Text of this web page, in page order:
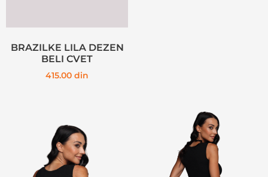
BRAZILKE LILA DEZEN
BELI CVET
415.00 din